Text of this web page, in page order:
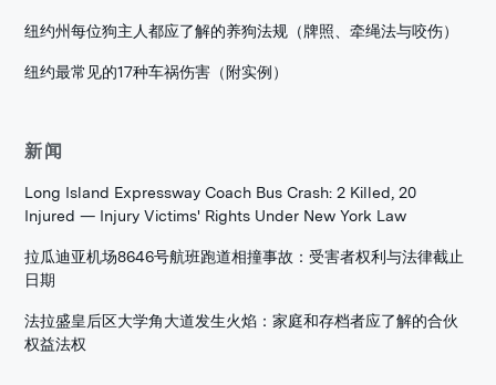
纽约州每位狗主人都应了解的养狗法规（牌照、牵绳法与咬伤）
纽约最常见的17种车祸伤害（附实例）
新闻
Long Island Expressway Coach Bus Crash: 2 Killed, 20
Injured — Injury Victims' Rights Under New York Law
拉瓜迪亚机场8646号航班跑道相撞事故：受害者权利与法律截止
日期
法拉盛皇后区大学角大道发生火焰：家庭和存档者应了解的合伙
权益法权